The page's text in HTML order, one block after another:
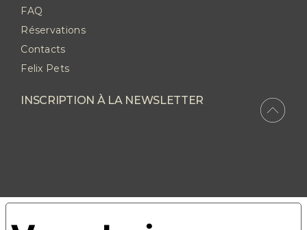
FAQ
Réservations
Contacts
Felix Pets
INSCRIPTION À LA NEWSLETTER